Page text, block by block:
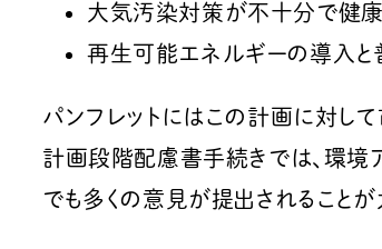
大気汚染対策が不十分で健
再生可能エネルギーの導入と
パンフレットにはこの計画に対し
計画段階配慮書手続きでは、環境
でも多くの意見が提出されること